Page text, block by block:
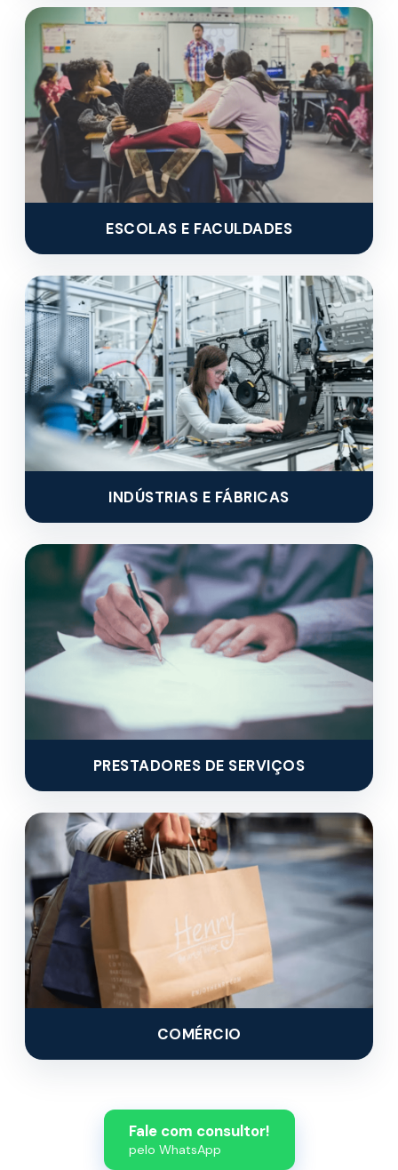
ESCOLAS E FACULDADES
INDÚSTRIAS E FÁBRICAS
PRESTADORES DE SERVIÇOS
COMÉRCIO
Fale com consultor!
pelo WhatsApp